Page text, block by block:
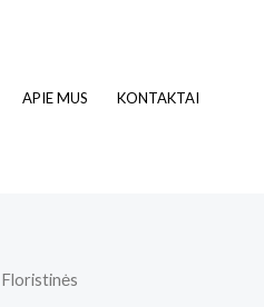
APIE MUS KONTAKTAI
Floristinės